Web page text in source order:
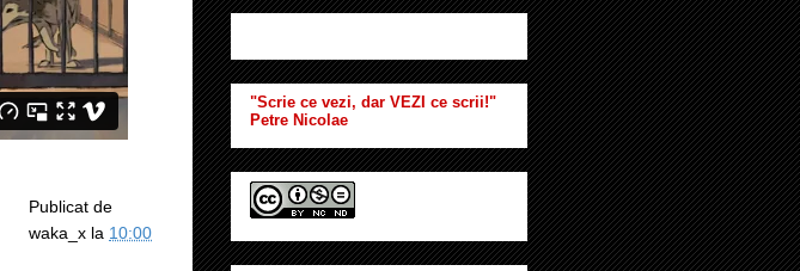
Publicat de
waka_x la 10:00
"Scrie ce vezi, dar VEZI ce scrii!"
Petre Nicolae